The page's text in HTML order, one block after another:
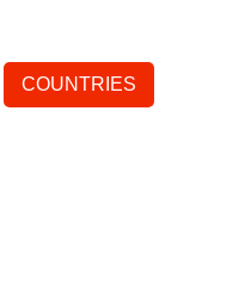
COUNTRIES